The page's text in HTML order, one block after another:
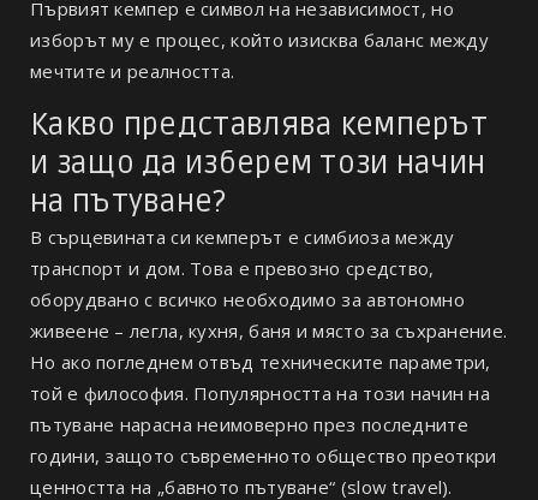
Първият кемпер е символ на независимост, но
изборът му е процес, който изисква баланс между
мечтите и реалността.
Какво представлява кемперът
и защо да изберем този начин
на пътуване?
В сърцевината си кемперът е симбиоза между
транспорт и дом. Това е превозно средство,
оборудвано с всичко необходимо за автономно
живеене – легла, кухня, баня и място за съхранение.
Но ако погледнем отвъд техническите параметри,
той е философия. Популярността на този начин на
пътуване нарасна неимоверно през последните
години, защото съвременното общество преоткри
ценността на „бавното пътуване“ (slow travel).